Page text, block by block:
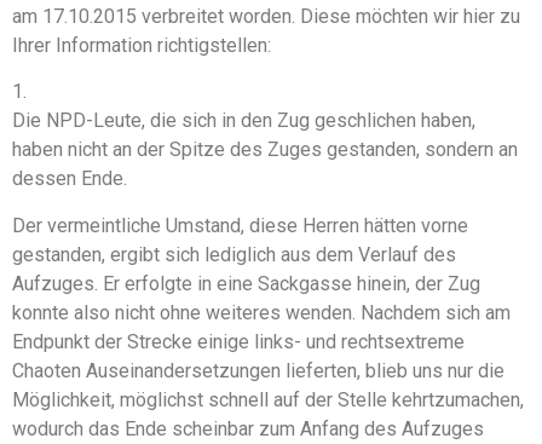
am 17.10.2015 verbreitet worden. Diese möchten wir hier zu
Ihrer Information richtigstellen:
1.
Die NPD-Leute, die sich in den Zug geschlichen haben,
haben nicht an der Spitze des Zuges gestanden, sondern an
dessen Ende.
Der vermeintliche Umstand, diese Herren hätten vorne
gestanden, ergibt sich lediglich aus dem Verlauf des
Aufzuges. Er erfolgte in eine Sackgasse hinein, der Zug
konnte also nicht ohne weiteres wenden. Nachdem sich am
Endpunkt der Strecke einige links- und rechtsextreme
Chaoten Auseinandersetzungen lieferten, blieb uns nur die
Möglichkeit, möglichst schnell auf der Stelle kehrtzumachen,
wodurch das Ende scheinbar zum Anfang des Aufzuges